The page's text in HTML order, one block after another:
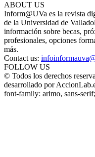
ABOUT US
Inform@UVa es la revista
de la Universidad de
información sobre becas,
profesionales, opciones
más.
Contact us:
FOLLOW US
© Todos los derechos
desarrollado por
font-family: arimo, sans-